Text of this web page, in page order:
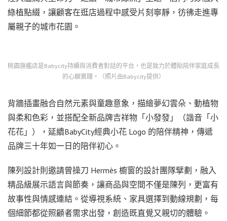
綠植點綴，讓顧客在逛店過程中感受片刻寧靜，彷彿走進專
屬親子的城市花園。
桃園旗艦店是Babycity持續與消費者對話的平台，也是致力於體貼陪伴家庭成長
的心願實踐。（照片由Babycity提供）
背牆插畫融合自然元素與童趣意象，描繪夢幻雲朵、動植物
與柔和色彩，並搭配全新品牌吉祥物「小發發」（諧音「小
花花」），延續BabyCity經典小花 Logo 的陪伴精神，傳遞
品牌三十年如一日的陪伴初心。
陳列設計則邀請曾操刀 Hermès 櫥窗的設計團隊擘劃，融入
精品級展示語言與節奏，讓商品與空間不僅是陳列，更富有
故事性與情感連結。從導視系統、家具選擇到動線規劃，每
個細節都從照顧者需求出發，創造既直覺又親切的體驗。